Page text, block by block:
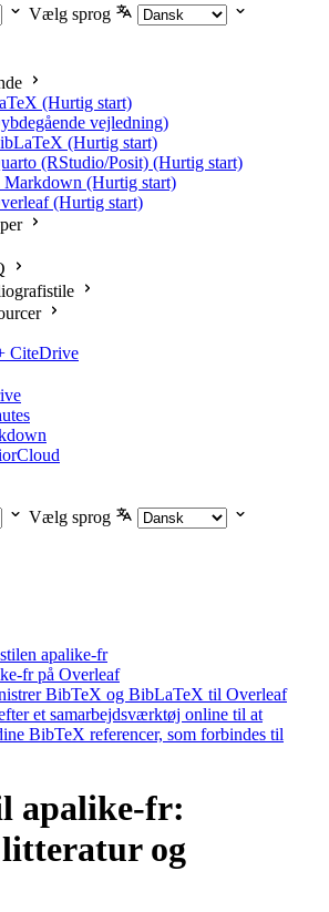
Vælg sprog
(Hurtig start)
vejledning)
(Hurtig start)
(RStudio/Posit) (Hurtig start)
(Hurtig start)
(Hurtig start)
CiteDrive
Vælg sprog
apalike-fr
fr på Overleaf
BibTeX og BibLaTeX til Overleaf
et samarbejdsværktøj online til at
BibTeX referencer, som forbindes til
apalike-fr:
og